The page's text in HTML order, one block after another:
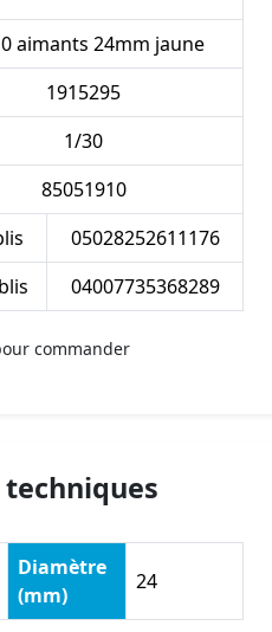
aimants 24mm jaune
1915295
1/30
85051910
05028252611176
04007735368289
commander
Diamètre
(mm)
24